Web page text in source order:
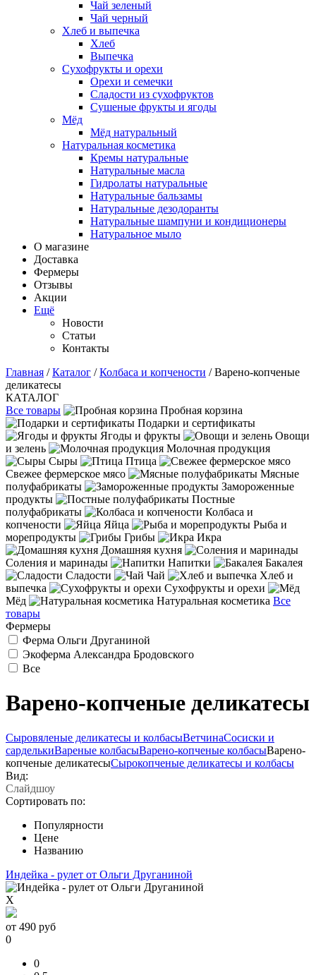
Чай зеленый
Чай черный
Хлеб и выпечка
Хлеб
Выпечка
Сухофрукты и орехи
Орехи и семечки
Сладости из сухофруктов
Сушеные фрукты и ягоды
Мёд
Мёд натуральный
Натуральная косметика
Кремы натуральные
Натуральные масла
Гидролаты натуральные
Натуральные бальзамы
Натуральные дезодоранты
Натуральные шампуни и кондиционеры
Натуральное мыло
О магазине
Доставка
Фермеры
Отзывы
Акции
Ещё
Новости
Статьи
Контакты
Главная /Каталог /Колбаса и копчености / Варено-копченые
деликатесы
КАТАЛОГ
Все товары
Пробная корзина
Подарки и сертификаты
Ягоды и фрукты
Овощи
и зелень
Молочная продукция
Сыры
Птица
Свежее фермерское мясо
Мясные
полуфабрикаты
Замороженные
продукты
Постные
полуфабрикаты
Колбаса и
копчености
Яйца
Рыба и
морепродукты
Грибы
Икра
Домашняя кухня
Соления и маринады
Напитки
Бакалея
Сладости
Чай
Хлеб и
выпечка
Сухофрукты и орехи
Мёд
Натуральная косметика Все
товары
Фермеры
Ферма Ольги Друганиной
Экоферма Александра Бродовского
Все
Варено-копченые деликатесы
Сыровяленые деликатесы и колбасыВетчинаСосиски и
сарделькиВареные колбасыВарено-копченые колбасыВарено-
копченые деликатесыСырокопченые деликатесы и колбасы
Вид:
Слайдшоу
Сортировать по:
Популярности
Цене
Названию
Индейка - рулет от Ольги Друганиной
X
от 490 руб
0
0